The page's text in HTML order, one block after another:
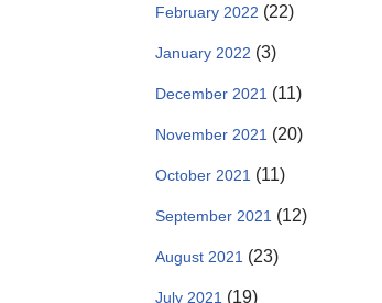
February 2022 (22)
January 2022 (3)
December 2021 (11)
November 2021 (20)
October 2021 (11)
September 2021 (12)
August 2021 (23)
July 2021 (19)